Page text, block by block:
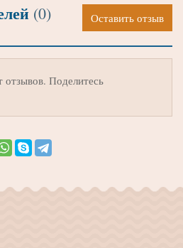
(0) Оставить отзыв
отзывов. Поделитесь